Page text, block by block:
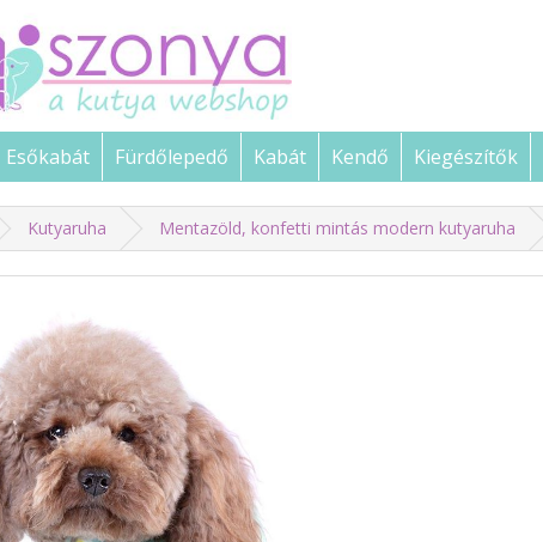
Esőkabát Fürdőlepedő Kabát Kendő Kiegészítők
Kutyaruha Mentazöld, konfetti mintás modern kutyaruha